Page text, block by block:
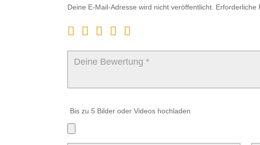
Deine E-Mail-Adresse wird nicht veröffentlicht. Erforderliche
Bis zu 5 Bilder oder Videos hochladen